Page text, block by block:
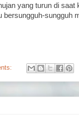
yang turun di saat
bersungguh-sungguh